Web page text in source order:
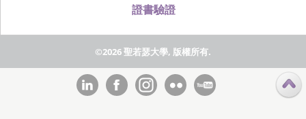
證書驗證
©2026 聖若瑟大學, 版權所有.